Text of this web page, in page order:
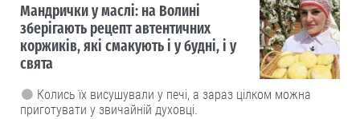
Мандрички у маслі: на Волині
зберігають рецепт автентичних
коржиків, які смакують і у будні, і у
свята
Колись їх висушували у печі, а зараз цілком можна
приготувати у звичайній духовці.